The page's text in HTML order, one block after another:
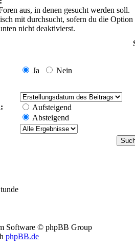
aus, in denen gesucht werden soll.
mit durchsucht, sofern du die Option
nicht deaktivierst.
Ja Nein
Aufsteigend
Absteigend
Software © phpBB Group
phpBB.de